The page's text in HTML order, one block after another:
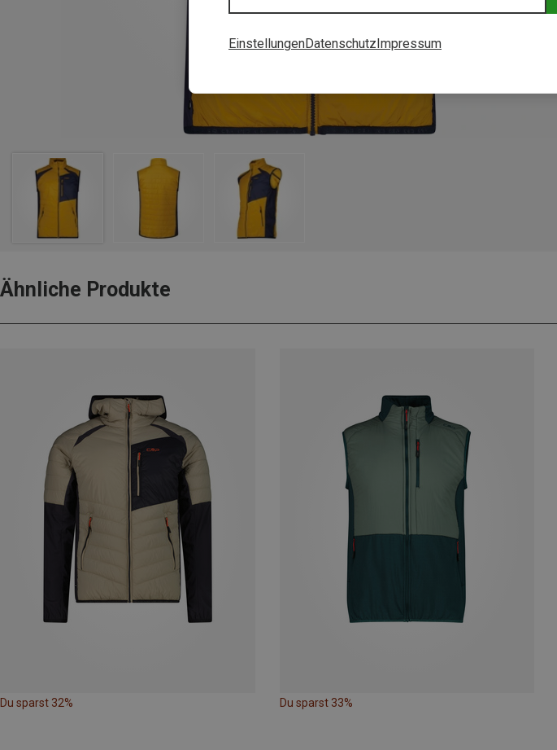
Ähnliche Produkte
Du sparst 32% Du sparst 33%
EinstellungenDatenschutz Impressum